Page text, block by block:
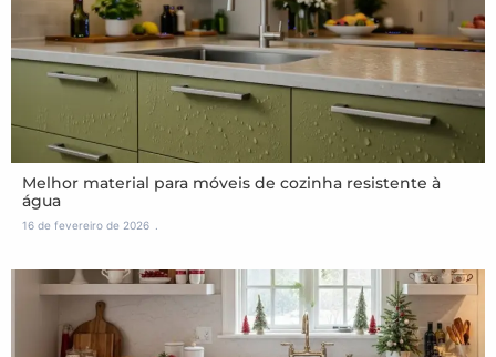
Melhor material para móveis de cozinha resistente à
água
16 de fevereiro de 2026